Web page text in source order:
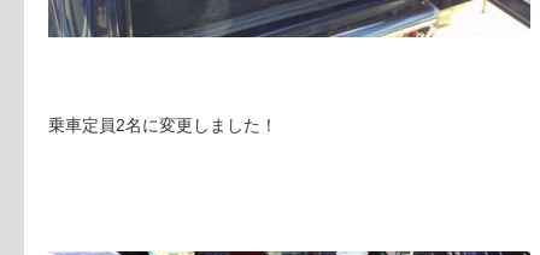
乗車定員2名に変更しました！